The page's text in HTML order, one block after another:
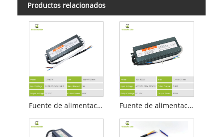
Productos relacionados
Fuente de alimentación LED impermeable serie IP67 12V 60W A Fuente de alimentación llevada impermeable de la serie IP67 12v 100w A